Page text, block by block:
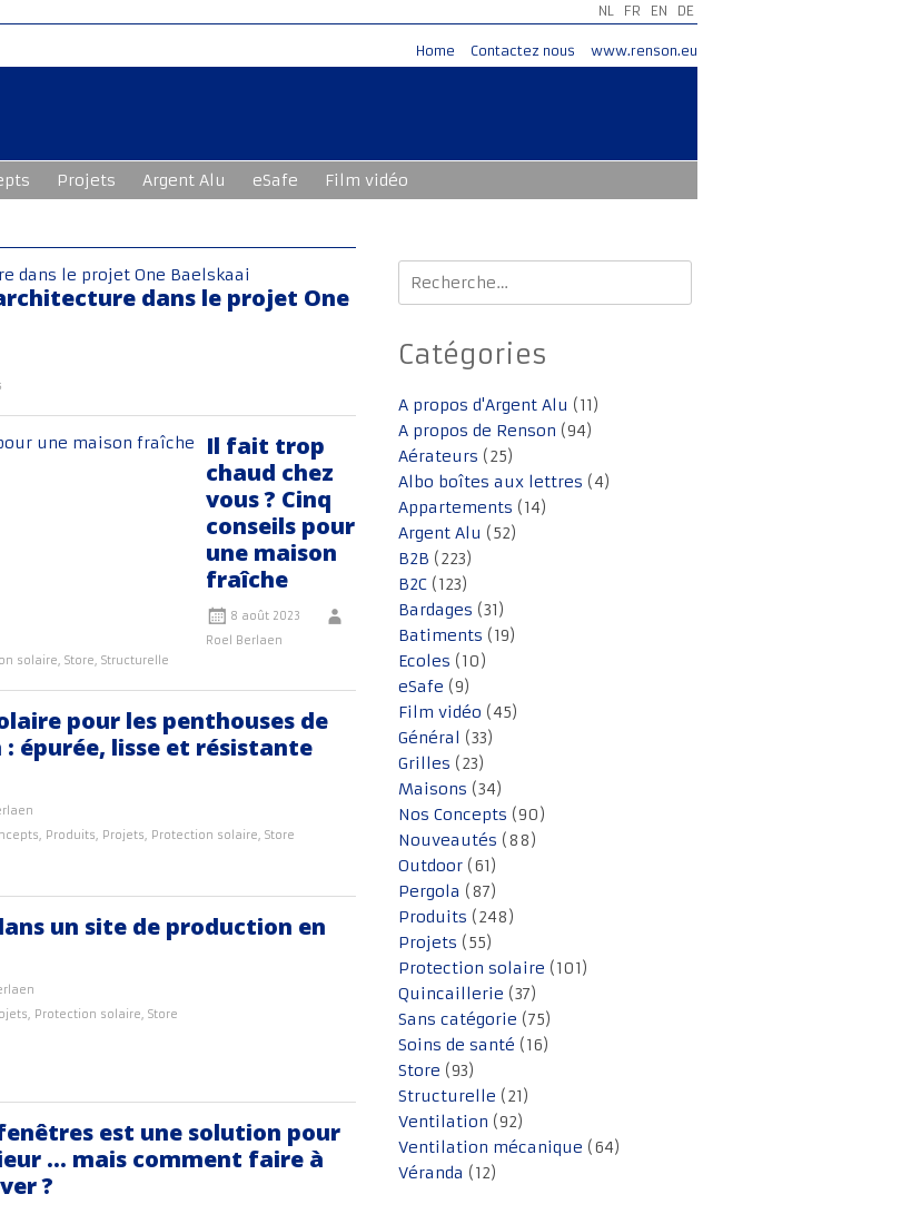
NL FR EN DE
Home Contactez nous www.renson.eu
Projets Argent Alu eSafe Film vidéo
dans le projet One
Il fait trop
chaud chez
vous ? Cinq
conseils pour
une maison
fraîche
8 août 2023
Roel Berlaen
solaire, Store, Structurelle
pour les penthouses de
: épurée, lisse et résistante
, Produits, Projets, Protection solaire, Store
un site de production en
, Protection solaire, Store
est une solution pour
… mais comment faire à
?
Rechercher :
Catégories
A propos d'Argent Alu (11)
A propos de Renson (94)
Aérateurs (25)
Albo boîtes aux lettres (4)
Appartements (14)
Argent Alu (52)
B2B (223)
B2C (123)
Bardages (31)
Batiments (19)
Ecoles (10)
eSafe (9)
Film vidéo (45)
Général (33)
Grilles (23)
Maisons (34)
Nos Concepts (90)
Nouveautés (88)
Outdoor (61)
Pergola (87)
Produits (248)
Projets (55)
Protection solaire (101)
Quincaillerie (37)
Sans catégorie (75)
Soins de santé (16)
Store (93)
Structurelle (21)
Ventilation (92)
Ventilation mécanique (64)
Véranda (12)